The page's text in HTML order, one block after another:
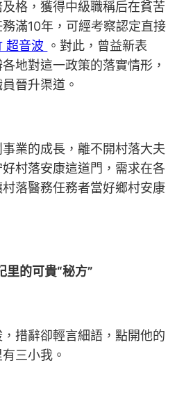
格，獲得中級職稱后在貧苦
滿10年，可經考察認定直接
超音波 。對此，曾益新表
地對這一政策的落實情形，
晉升渠道。
的成長，離不開村落大夫
村落安康這道門，需求在各
落醫務任務者當好鄉村安康
的可貴“秘方”
辭卻輕言細語，點開他的
三小我。